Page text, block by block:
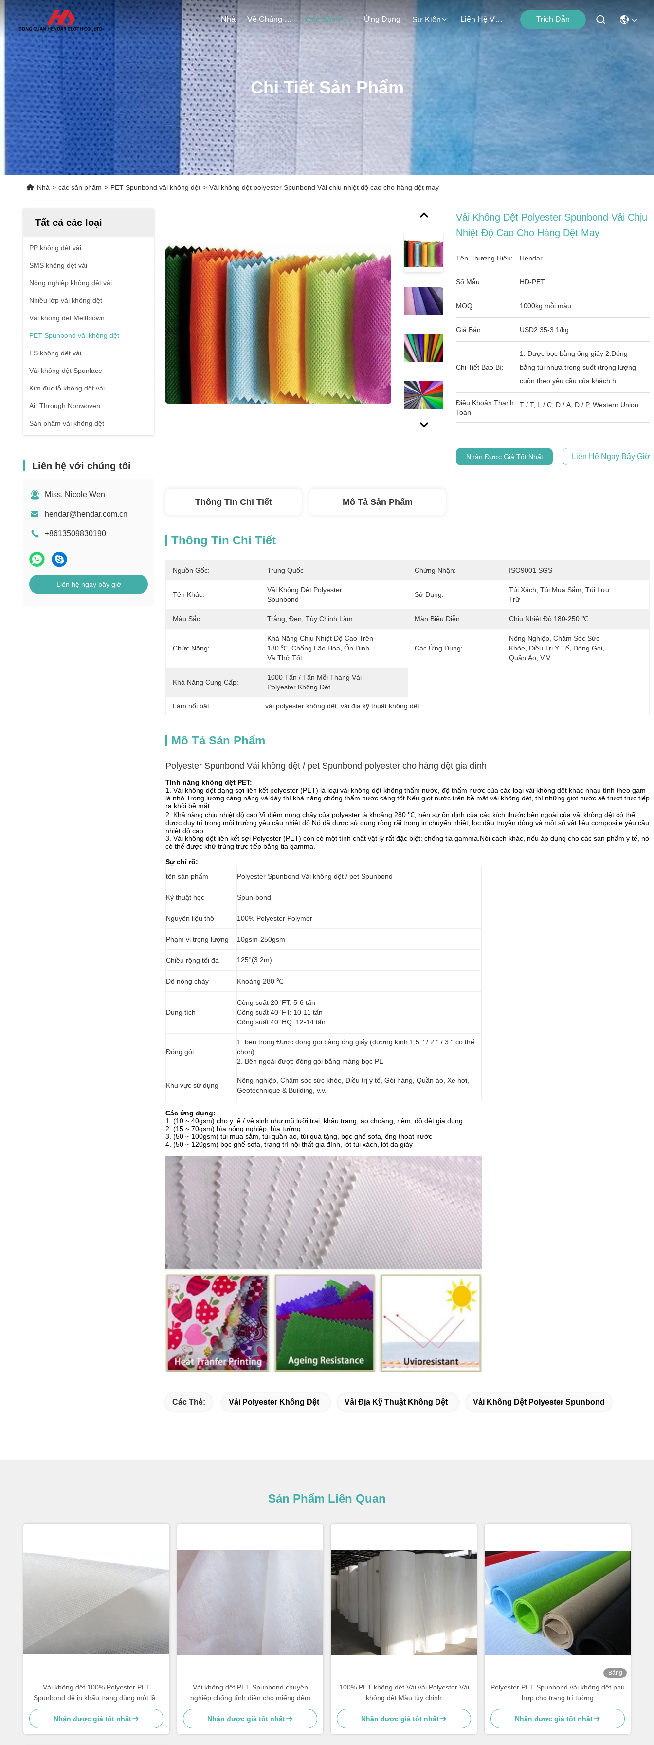
Nhà Về Chúng Tôi Các Sản Phẩm Ứng Dụng Sự Kiện Liên Hệ Với Chúng Tôi Trích Dẫn
Chi Tiết Sản Phẩm
Nhà > các sản phẩm > PET Spunbond vải không dệt > Vải không dệt polyester Spunbond Vải chịu nhiệt độ cao cho hàng dệt may
Tất cả các loại
PP không dệt vải
SMS không dệt vải
Nông nghiệp không dệt vải
Nhiều lớp vải không dệt
Vải không dệt Meltblown
PET Spunbond vải không dệt
ES không dệt vải
Vải không dệt Spunlace
Kim đục lỗ không dệt vải
Air Through Nonwoven
Sản phẩm vải không dệt
Liên hệ với chúng tôi
Miss. Nicole Wen
hendar@hendar.com.cn
+8613509830190
Liên hệ ngay bây giờ
Vải Không Dệt Polyester Spunbond Vải Chịu
Nhiệt Độ Cao Cho Hàng Dệt May
Tên Thương Hiệu: Hendar
Số Mẫu: HD-PET
MOQ: 1000kg mỗi màu
Giá Bán: USD2.35-3.1/kg
Chi Tiết Bao Bì:
1. Được bọc bằng ống giấy 2.Đóng
bằng túi nhựa trong suốt (trọng lượng
cuộn theo yêu cầu của khách h
Điều Khoản Thanh
Toán:
T / T, L / C, D / A, D / P, Western Union
Nhận Được Giá Tốt Nhất Liên Hệ Ngay Bây Giờ
Thông Tin Chi Tiết Mô Tả Sản Phẩm
Thông Tin Chi Tiết
Nguồn Gốc: Trung Quốc Chứng Nhận: ISO9001 SGS
Tên Khác:
Vải Không Dệt Polyester
Spunbond
Sử Dụng:
Túi Xách, Túi Mua Sắm, Túi Lưu
Trữ
Màu Sắc: Trắng, Đen, Tùy Chỉnh Làm Màn Biểu Diễn: Chịu Nhiệt Độ 180-250 ℃
Chức Năng:
Khả Năng Chịu Nhiệt Độ Cao Trên
180 ℃, Chống Lão Hóa, Ổn Định
Và Thở Tốt
Các Ứng Dụng:
Nông Nghiệp, Chăm Sóc Sức
Khỏe, Điều Trị Y Tế, Đóng Gói,
Quần Áo, V.v.
Khả Năng Cung Cấp:
1000 Tấn / Tấn Mỗi Tháng Vải
Polyester Không Dệt
Làm nổi bật: vải polyester không dệt, vải địa kỹ thuật không dệt
Mô Tả Sản Phẩm
Polyester Spunbond Vải không dệt / pet Spunbond polyester cho hàng dệt gia đình
Tính năng không dệt PET:
1. Vải không dệt dạng sợi liên kết polyester (PET) là loại vải không dệt không thấm nước, độ thấm nước của các loại vải không dệt khác nhau tính theo gam
là nhỏ.Trọng lượng càng nặng và dày thì khả năng chống thấm nước càng tốt.Nếu giọt nước trên bề mặt vải không dệt, thì những giọt nước sẽ trượt trực tiếp
ra khỏi bề mặt.
2. Khả năng chịu nhiệt độ cao.Vì điểm nóng chảy của polyester là khoảng 280 ℃, nên sự ổn định của các kích thước bên ngoài của vải không dệt có thể
được duy trì trong môi trường yêu cầu nhiệt độ.Nó đã được sử dụng rộng rãi trong in chuyển nhiệt, lọc dầu truyền động và một số vật liệu composite yêu cầu
nhiệt độ cao.
3. Vải không dệt liên kết sợi Polyester (PET) còn có một tính chất vật lý rất đặc biệt: chống tia gamma.Nói cách khác, nếu áp dụng cho các sản phẩm y tế, nó
có thể được khử trùng trực tiếp bằng tia gamma.
Sự chỉ rõ:
tên sản phẩm
Polyester Spunbond Vải không dệt / pet Spunbond
Kỷ thuật học Spun-bond
Nguyên liệu thô 100% Polyester Polymer
Phạm vi trọng lượng 10gsm-250gsm
Chiều rộng tối đa 125”(3.2m)
Độ nóng chảy Khoảng 280 ℃
Dung tích
Công suất 20 'FT: 5-6 tấn
Công suất 40 'FT: 10-11 tấn
Công suất 40 'HQ: 12-14 tấn
Đóng gói
1. bên trong Được đóng gói bằng ống giấy (đường kính 1,5 '' / 2 '' / 3 '' có thể
chọn)
2. Bên ngoài được đóng gói bằng màng bọc PE
Khu vực sử dụng
Nông nghiệp, Chăm sóc sức khỏe, Điều trị y tế, Gói hàng, Quần áo, Xe hơi,
Geotechnique & Building, v.v.
Các ứng dụng:
1. (10 ~ 40gsm) cho y tế / vệ sinh như mũ lưỡi trai, khẩu trang, áo choàng, nệm, đồ dệt gia dụng
2. (15 ~ 70gsm) bìa nông nghiệp, bìa tường
3. (50 ~ 100gsm) túi mua sắm, túi quần áo, túi quà tặng, bọc ghế sofa, ống thoát nước
4. (50 ~ 120gsm) bọc ghế sofa, trang trí nội thất gia đình, lót túi xách, lót da giày
Các Thẻ: Vải Polyester Không Dệt Vải Địa Kỹ Thuật Không Dệt Vải Không Dệt Polyester Spunbond
Sản Phẩm Liên Quan
Vải không dệt 100% Polyester PET
Spunbond để in khẩu trang dùng một lần
3ply
Nhận được giá tốt nhất
Vải không dệt PET Spunbond chuyên
nghiệp chống tĩnh điện cho miếng đệm
huấn luyện thú cưng
Nhận được giá tốt nhất
100% PET không dệt Vải vải Polyester Vải
không dệt Màu tùy chỉnh
Nhận được giá tốt nhất
Băng
Polyester PET Spunbond vải không dệt phù
hợp cho trang trí tường
Nhận được giá tốt nhất